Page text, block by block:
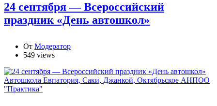
24 сентября — Всероссийский
праздник «День автошкол»
От Модератор
549 views
Автошкола Евпатория, Саки, Джанкой, Октябрьское АНПОО
"Практика"